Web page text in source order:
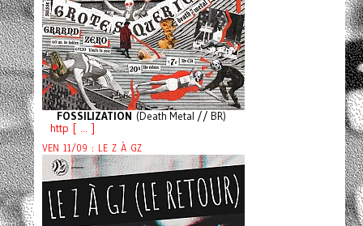
FOSSILIZATION (Death Metal // BR)
http [ ... ]
VEN 11/09 : LE Z À GZ